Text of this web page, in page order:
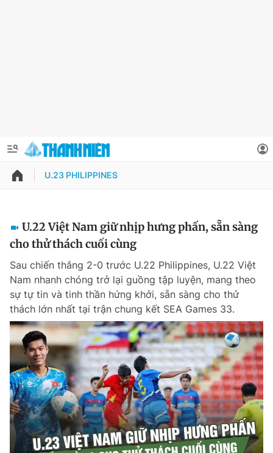
QUẢNG CÁO
Chuyên mục khác
Chào ngày mới Tin 24h
Tin thị trường Tin 360
Video Magazine
Sản phẩm khác
Thông tin tài khoản
Đổi mật khẩu
Tin đã xem
Đăng xuất
U.23 PHILIPPINES
U.22 Việt Nam giữ nhịp hưng phấn, sẵn sàng
cho thử thách cuối cùng
Sau chiến thắng 2-0 trước U.22 Philippines, U.22 Việt
Nam nhanh chóng trở lại guồng tập luyện, mang theo
sự tự tin và tinh thần hứng khởi, sẵn sàng cho thử
thách lớn nhất tại trận chung kết SEA Games 33.